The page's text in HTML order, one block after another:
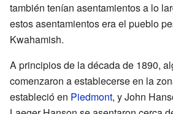
también tenían asentamientos a lo
estos asentamientos era el pueblo
Kwahamish.
A principios de la década de 1890,
comenzaron a establecerse en la
estableció en Piedmont, y John